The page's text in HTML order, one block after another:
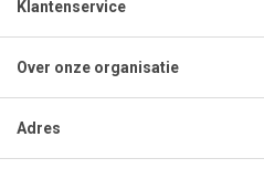
Klantenservice
Over onze organisatie
Adres